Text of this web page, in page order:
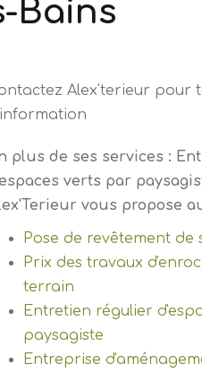
Bains
Alex'terieur pour
plus de ses services :
verts par
vous propose
Pose de revêtement de
Prix des travaux
terrain
Entretien régulier
paysagiste
Entreprise